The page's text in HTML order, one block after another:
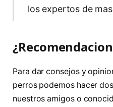
los expertos de
Para dar consejos y
perros podemos hacer
nuestros amigos o